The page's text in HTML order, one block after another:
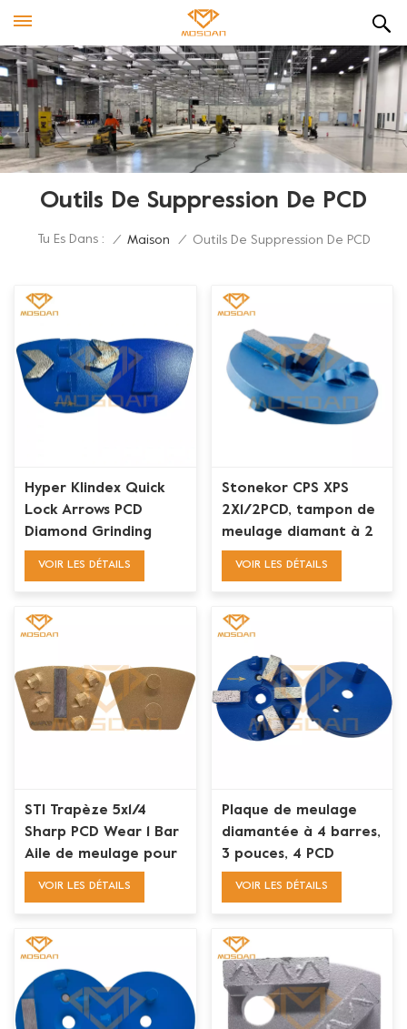
Outils De Suppression De PCD
Tu Es Dans : / Maison / Outils De Suppression De PCD
Hyper Klindex Quick
Lock Arrows PCD
Diamond Grinding
Plate for Epoxy
VOIR LES DÉTAILS
Stonekor CPS XPS
2X1/2PCD, tampon de
meulage diamant à 2
barres pour
pouces
VOIR LES DÉTAILS
STI Trapèze 5x1/4
Sharp PCD Wear 1 Bar
Aile de meulage pour
la préparation du sol
VOIR LES DÉTAILS
Plaque de meulage
diamantée à 4 barres,
3 pouces, 4 PCD
complets, pour CPS
VOIR LES DÉTAILS